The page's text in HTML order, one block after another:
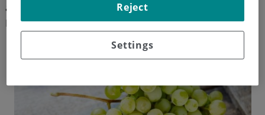
ayuda del comercio que se realizaba por el mar
Mediterráneo.
Settings
Reject